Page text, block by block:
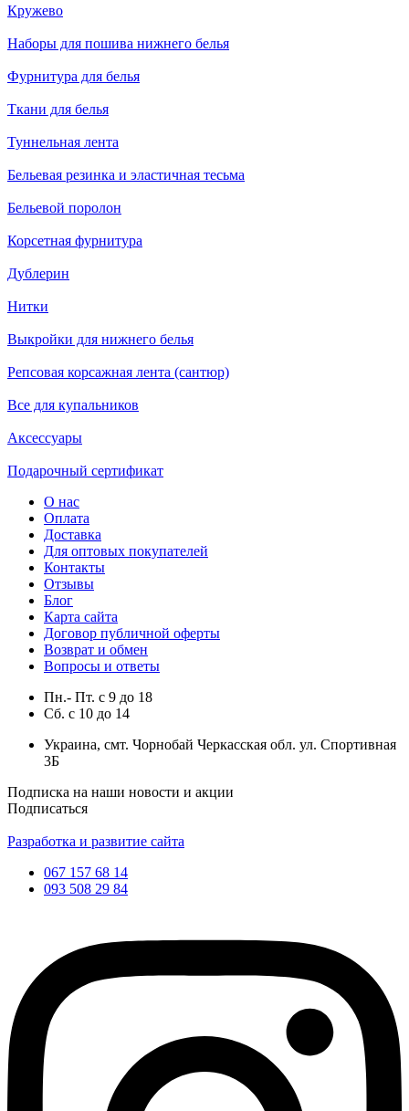
Кружево
Наборы для пошива нижнего белья
Фурнитура для белья
Ткани для белья
Туннельная лента
Бельевая резинка и эластичная тесьма
Бельевой поролон
Корсетная фурнитура
Дублерин
Нитки
Выкройки для нижнего белья
Репсовая корсажная лента (сантюр)
Все для купальников
Аксессуары
Подарочный сертификат
О нас
Оплата
Доставка
Для оптовых покупателей
Контакты
Отзывы
Блог
Карта сайта
Договор публичной оферты
Возврат и обмен
Вопросы и ответы
Пн.- Пт. с 9 до 18
Сб. с 10 до 14
Украина, смт. Чорнобай Черкасская обл. ул. Спортивная
3Б
Подписка на наши новости и акции
Подписаться
Разработка и развитие сайта
067 157 68 14
093 508 29 84